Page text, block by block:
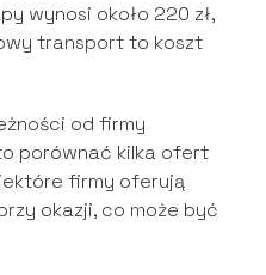
wynosi około 220 zł,
transport to koszt
od firmy
porównać kilka ofert
firmy oferują
okazji, co może być